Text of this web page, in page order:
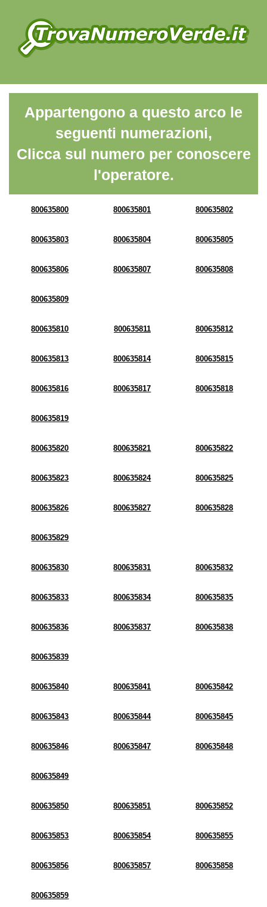
Appartengono a questo arco le
seguenti numerazioni,
Clicca sul numero per conoscere
l'operatore.
800635800 800635801 800635802
800635803 800635804 800635805
800635806 800635807 800635808
800635809
800635810 800635811 800635812
800635813 800635814 800635815
800635816 800635817 800635818
800635819
800635820 800635821 800635822
800635823 800635824 800635825
800635826 800635827 800635828
800635829
800635830 800635831 800635832
800635833 800635834 800635835
800635836 800635837 800635838
800635839
800635840 800635841 800635842
800635843 800635844 800635845
800635846 800635847 800635848
800635849
800635850 800635851 800635852
800635853 800635854 800635855
800635856 800635857 800635858
800635859